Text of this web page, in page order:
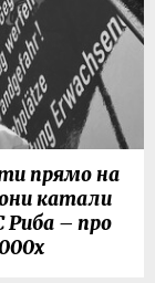
прямо на
катали
Риба – про